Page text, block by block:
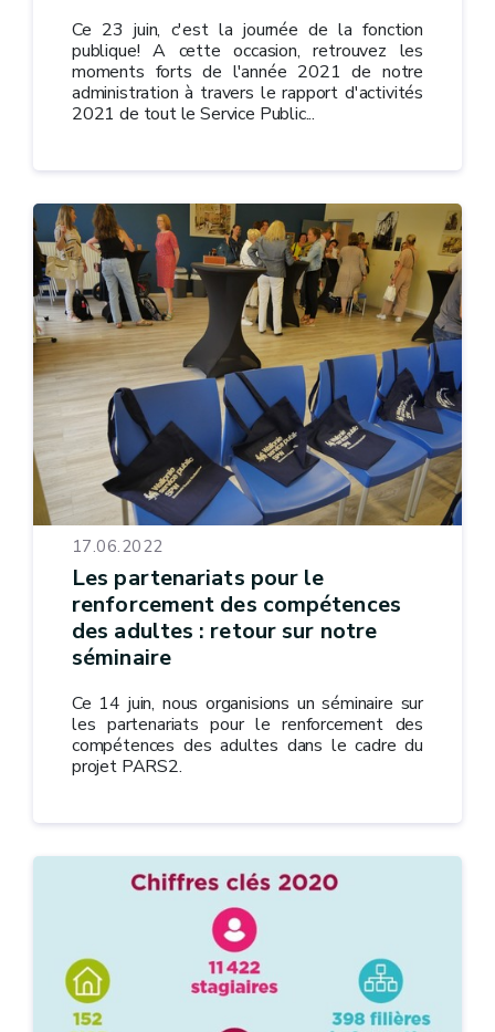
Ce 23 juin, c'est la journée de la fonction
publique! A cette occasion, retrouvez les
moments forts de l'année 2021 de notre
administration à travers le rapport d'activités
2021 de tout le Service Public...
17.06.2022
Les partenariats pour le
renforcement des compétences
des adultes : retour sur notre
séminaire
Ce 14 juin, nous organisions un séminaire sur
les partenariats pour le renforcement des
compétences des adultes dans le cadre du
projet PARS2.